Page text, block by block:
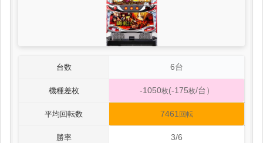
台数 6台
機種差枚 -1050枚(-175枚/台）
平均回転数 7461 回転
勝率 3/6